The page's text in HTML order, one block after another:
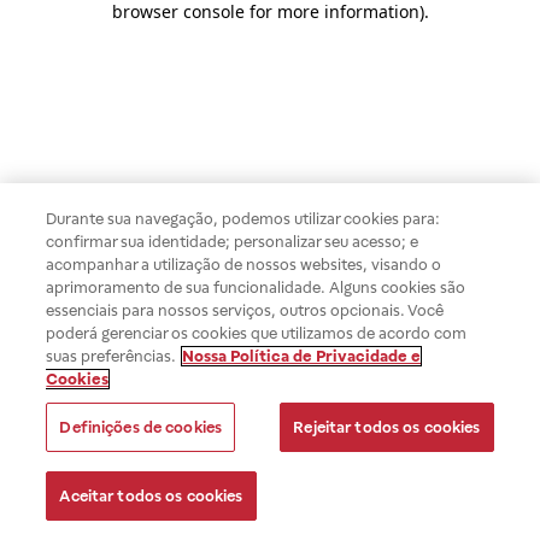
browser console for more information).
Durante sua navegação, podemos utilizar cookies para:
confirmar sua identidade; personalizar seu acesso; e
acompanhar a utilização de nossos websites, visando o
aprimoramento de sua funcionalidade. Alguns cookies são
essenciais para nossos serviços, outros opcionais. Você
poderá gerenciar os cookies que utilizamos de acordo com
suas preferências. Nossa Política de Privacidade e
Cookies
Definições de cookies Rejeitar todos os cookies
Aceitar todos os cookies